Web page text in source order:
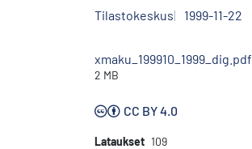
Tilastokeskus 1999-11-22
xmaku_199910_1999_dig.pdf
2 MB
CC BY 4.0
Lataukset 109